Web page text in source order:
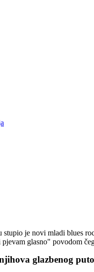
stupio je novi mladi blues
glasno" povodom
glazbenog